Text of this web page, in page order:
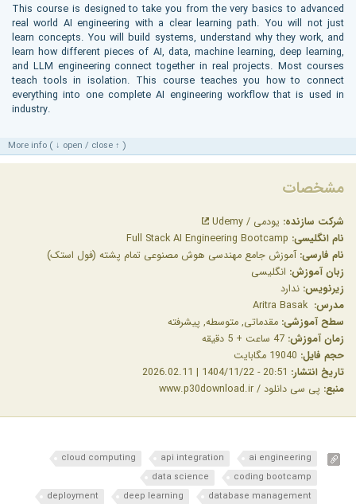
This course is designed to take you from the very basics to advanced
real world AI engineering with a clear learning path. You will not just
learn concepts. You will build systems, understand why they work, and
learn how different pieces of AI, data, machine learning, deep learning,
and LLM engineering connect together in real projects. Most courses
teach tools in isolation. This course teaches you how to connect
everything into one complete AI engineering workflow that is used in
industry.
More info ( ↓ open / close ↑ )
مشخصات
شرکت سازنده: یودمی / Udemy
نام انگلیسی:
نام فارسی: آموزش جامع مهندسی هوش مصنوعی تمام پشته (فول استک)
زبان آموزش: انگلیسی
زیرنویس: ندارد
مدرس: Aritra Basak
سطح آموزشی: مقدماتی, متوسطه, پیشرفته
زمان آموزش:
حجم فایل:
تاریخ انتشار:
منبع: پی سی دانلود / www.p30download.ir
ai engineering
api integration
cloud computing
coding bootcamp
data science
database management
deep learning
deployment